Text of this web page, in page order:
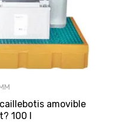
amovible
100 l